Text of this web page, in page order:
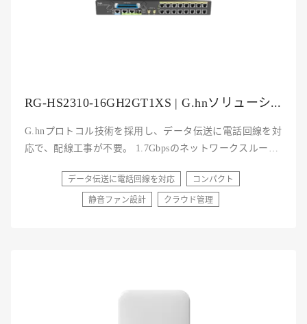
G.hnプロトコル技術を採用し、データ伝送に電話回線を対
応で、配線工事が不要。 1.7Gbpsのネットワークスループ
静音設計、様々なシナリオに柔軟に対応可能。 JaCSクラ
ウド管理、迅速な障害位置特定、リモート障害修復、より
データ伝送に電話回線を対応 コンパクト
静音ファン設計 クラウド管理